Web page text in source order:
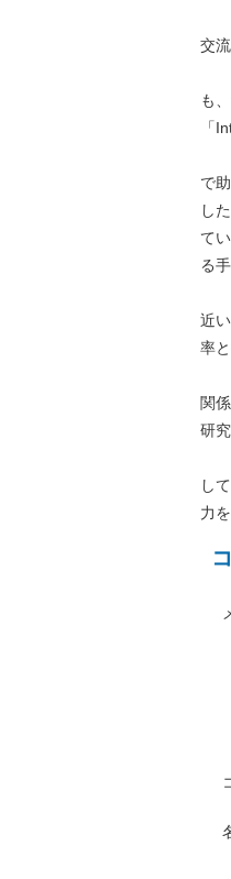
こ
交
今
も
「
オ
で
し
て
る
こ
近
率
こ
関
研
科
し
力